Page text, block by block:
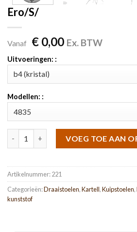
Ero/S/
Vanaf €0,00 Ex. BTW
Uitvoeringen: :
Modellen: :
VOEG TOE AAN
Artikelnummer:221
Categorieën:Draaistoelen,Kartell,Kuipstoelen,
kunststof